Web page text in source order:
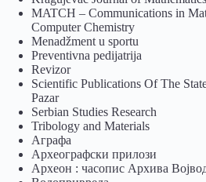
MATCH – Communications in
Computer Chemistry
Menadžment u sportu
Preventivna pedijatrija
Revizor
Scientific Publications Of The
Pazar
Serbian Studies Research
Tribology and Materials
Аграфа
Археографски прилози
Археон : часопис Архива